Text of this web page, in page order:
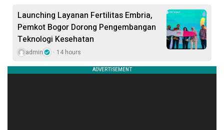
Launching Layanan Fertilitas Embria,
Pemkot Bogor Dorong Pengembangan
Teknologi Kesehatan
admin 14 hours